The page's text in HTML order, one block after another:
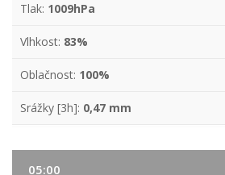
Tlak: 1009hPa
Vlhkost: 83%
Oblačnost: 100%
Srážky [3h]: 0,47 mm
05:00